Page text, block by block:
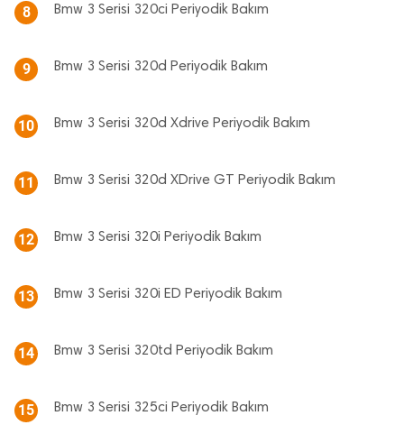
8 Bmw 3 Serisi 320ci Periyodik Bakım
9 Bmw 3 Serisi 320d Periyodik Bakım
10 Bmw 3 Serisi 320d Xdrive Periyodik Bakım
11 Bmw 3 Serisi 320d XDrive GT Periyodik Bakım
12 Bmw 3 Serisi 320i Periyodik Bakım
13 Bmw 3 Serisi 320i ED Periyodik Bakım
14 Bmw 3 Serisi 320td Periyodik Bakım
15 Bmw 3 Serisi 325ci Periyodik Bakım